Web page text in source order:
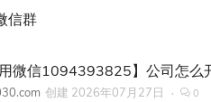
信群
微信1094393825】公司怎么
创建 2026年07月27日 0